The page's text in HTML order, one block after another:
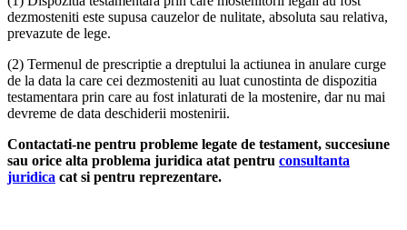
dezmosteniti este supusa cauzelor de nulitate, absoluta sau relativa,
prevazute de lege.
(2) Termenul de prescriptie a dreptului la actiunea in anulare curge
de la data la care cei dezmosteniti au luat cunostinta de dispozitia
testamentara prin care au fost inlaturati de la mostenire, dar nu mai
devreme de data deschiderii mostenirii.
Contactati-ne pentru probleme legate de testament, succesiune
sau orice alta problema juridica atat pentru consultanta
juridica cat si pentru reprezentare.